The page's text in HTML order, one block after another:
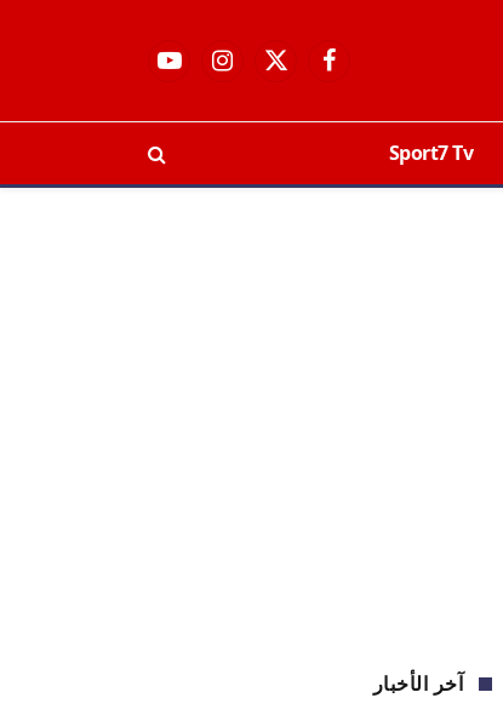
فيسبوكX
الانستغراميوتيوب
Sport7 Tv
آخر الأخبار